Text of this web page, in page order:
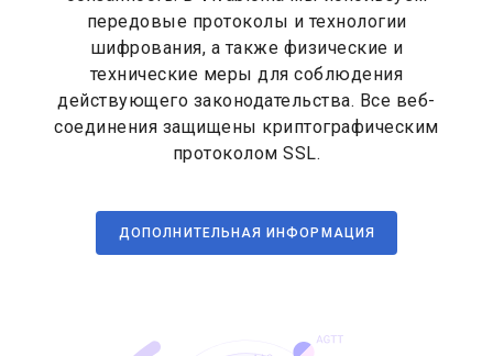
передовые протоколы и технологии
шифрования, а также физические и
технические меры для соблюдения
действующего законодательства. Все веб-
соединения защищены криптографическим
протоколом SSL.
ДОПОЛНИТЕЛЬНАЯ ИНФОРМАЦИЯ